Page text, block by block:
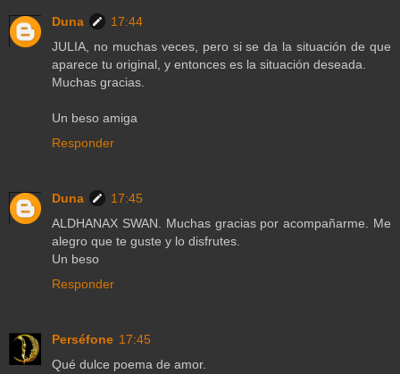
Duna
17:44
JULIA, no muchas veces, pero si se da la situación de que
aparece tu original, y entonces es la situación deseada.
Muchas gracias.
Un beso amiga
Responder
Duna
17:45
ALDHANAX SWAN. Muchas gracias por acompañarme. Me
alegro que te guste y lo disfrutes.
Un beso
Responder
Perséfone 17:45
Qué dulce poema de amor.